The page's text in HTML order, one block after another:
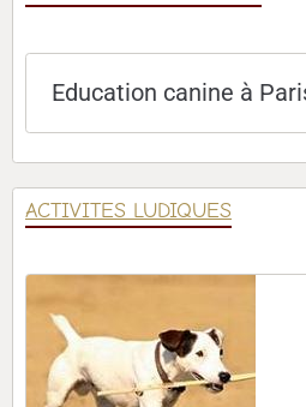
Education canine à
ACTIVITES LUDIQUES